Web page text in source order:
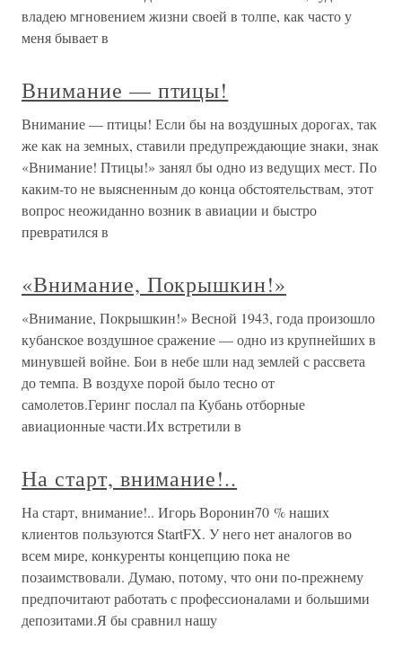
владею мгновением жизни своей в толпе, как часто у
меня бывает в
Внимание — птицы!
Внимание — птицы! Если бы на воздушных дорогах, так
же как на земных, ставили предупреждающие знаки, знак
«Внимание! Птицы!» занял бы одно из ведущих мест. По
каким-то не выясненным до конца обстоятельствам, этот
вопрос неожиданно возник в авиации и быстро
превратился в
«Внимание, Покрышкин!»
«Внимание, Покрышкин!» Весной 1943, года произошло
кубанское воздушное сражение — одно из крупнейших в
минувшей войне. Бои в небе шли над землей с рассвета
до темпа. В воздухе порой было тесно от
самолетов.Геринг послал па Кубань отборные
авиационные части.Их встретили в
На старт, внимание!..
На старт, внимание!.. Игорь Воронин70 % наших
клиентов пользуются StartFX. У него нет аналогов во
всем мире, конкуренты концепцию пока не
позаимствовали. Думаю, потому, что они по-прежнему
предпочитают работать с профессионалами и большими
депозитами.Я бы сравнил нашу